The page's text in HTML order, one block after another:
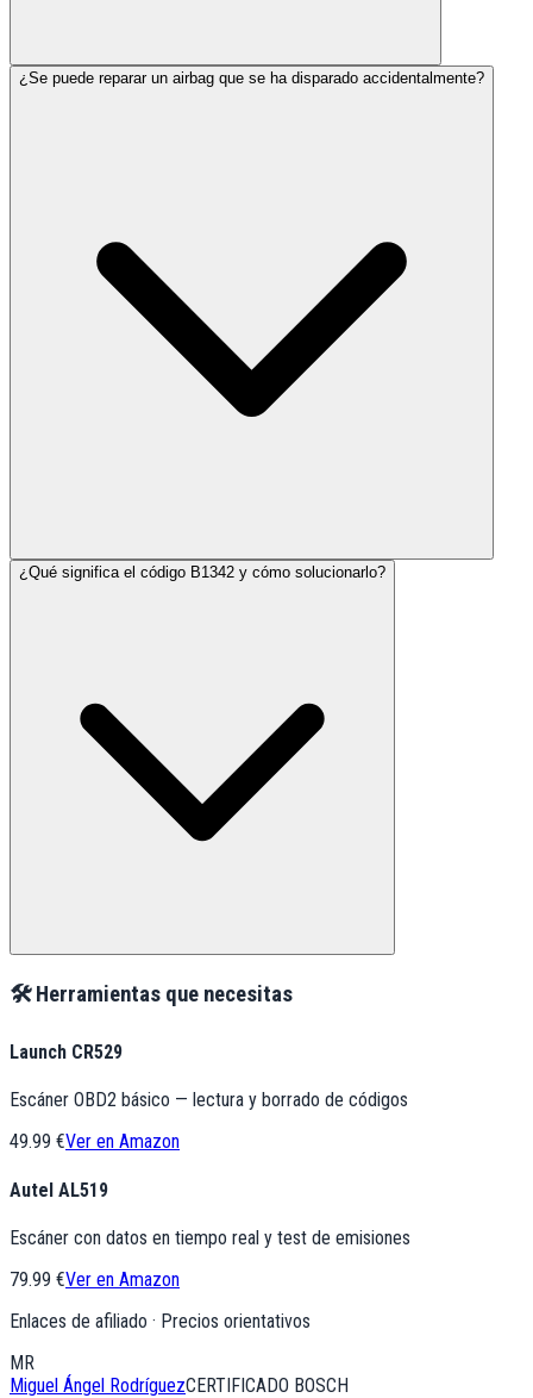
¿Se puede reparar un airbag que se ha disparado accidentalmente?
¿Qué significa el código B1342 y cómo solucionarlo?
🛠️ Herramientas que necesitas
Launch CR529
Escáner OBD2 básico — lectura y borrado de códigos
49.99 €Ver en Amazon
Autel AL519
Escáner con datos en tiempo real y test de emisiones
79.99 €Ver en Amazon
Enlaces de afiliado · Precios orientativos
MR
Miguel Ángel RodríguezCERTIFICADO BOSCH